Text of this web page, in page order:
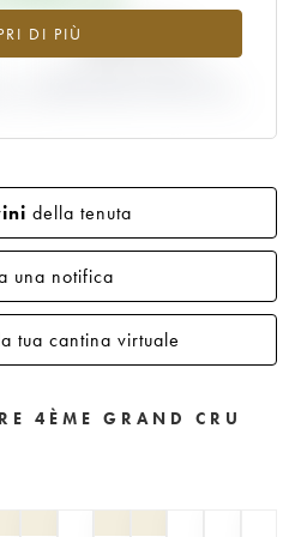
DI PIÙ-28.57%
della tenuta
una notifica
tua cantina virtuale
4ÈME GRAND CRU